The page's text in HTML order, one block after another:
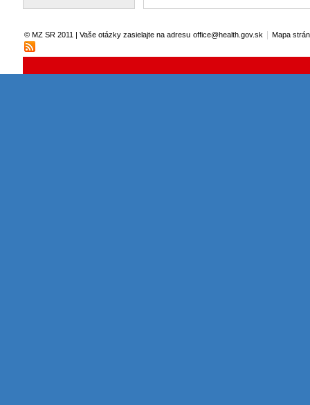
© MZ SR 2011 | Vaše otázky zasielajte na adresu office@health.gov.sk Mapa